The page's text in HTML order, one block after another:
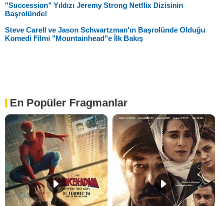
"Succession" Yıldızı Jeremy Strong Netflix Dizisinin
Başrolünde!
Steve Carell ve Jason Schwartzman'ın Başrolünde Olduğu
Komedi Filmi "Mountainhead"e İlk Bakış
En Popüler Fragmanlar